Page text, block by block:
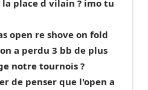
place d vilain ? imo tu
open re shove on fold
a perdu 3 bb de plus
notre tournois ?
de penser que l'open a